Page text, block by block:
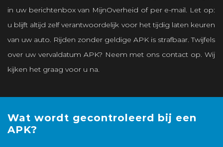
in uw berichtenbox van MijnOverheid of per e-mail. Let op:
u blijft altijd zelf verantwoordelijk voor het tijdig laten keuren
van uw auto. Rijden zonder geldige APK is strafbaar. Twijfels
over uw vervaldatum APK? Neem met ons contact op. Wij
kijken het graag voor u na.
Wat wordt gecontroleerd bij een
APK?